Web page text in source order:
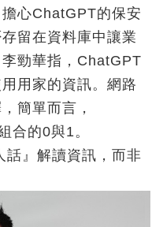
心ChatGPT的保安
留在資料庫中讓業
勁華指，ChatGPT
用家的資訊。網路
簡單而言，
合的0與1。
話』解讀資訊，而非